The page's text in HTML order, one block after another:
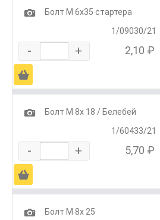
1
Болт М 6х35 стартера
1/09030/21
- + 2,10 ₽
Ä
1
Болт М 8х 18 / Белебей
1/60433/21
- + 5,70 ₽
Ä
1
Болт М 8х 25